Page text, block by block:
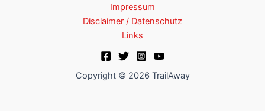
Impressum
Disclaimer / Datenschutz
Links
Copyright © 2026 TrailAway